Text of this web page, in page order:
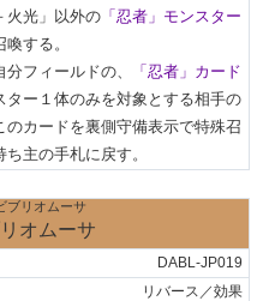
火光」以外の 「忍者」モンスター
する。
フィールドの、
「忍者」カード
ター１体のみを対象とする相手の
カードを裏側守備表示で特殊召
主の手札に戻す。
ブリオムーサ
オムーサ
DABL-JP019
リバース／効果